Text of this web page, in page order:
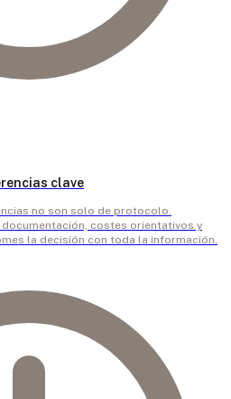
clave
no son solo de protocolo.
costes orientativos y
la decisión con toda la información.